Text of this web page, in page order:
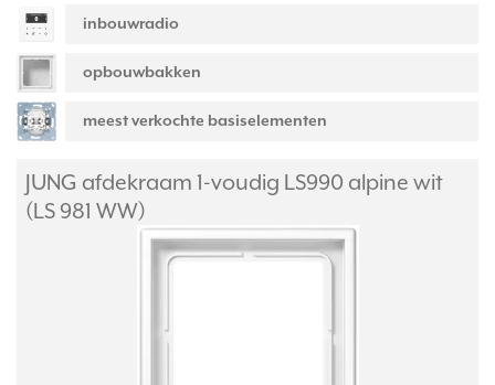
inbouwradio
opbouwbakken
meest verkochte basiselementen
JUNG afdekraam 1-voudig LS990 alpine wit
(LS 981 WW)